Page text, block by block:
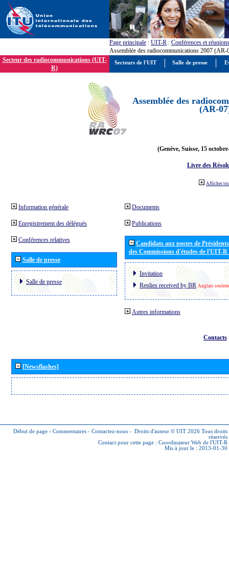
Page principale : UIT-R : Conférences et réunions
Assemblée des radiocommunications 2007 (AR-
Secteur des radiocommunications (UIT-
R)
Assemblée des
(AR-
(Genève, Suisse, 15
Livre des
Afficher
Information générale
Enregistrement des délégués
Conférences relatives
Salle de presse
Salle de presse
Documents
Publications
Candidats aux postes de
des Commissions d'études de l'UIT-
Invitation
Replies received by BR Anglais
Autres informations
Contacts
[Newsflashes]
Début de page - Commentaires - Contactez-nous - Droits d'auteur © UIT 2026 Tous droits
réservés
Contact pour cette page : Coordinateur Web de l'UIT-R
Mis à jour le : 2013-01-30
Secteurs de l'UIT Salle de presse